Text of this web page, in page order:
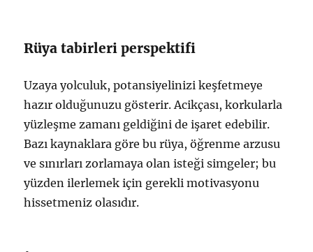
Rüya tabirleri perspektifi
Uzaya yolculuk, potansiyelinizi keşfetmeye
hazır olduğunuzu gösterir. Acikçası, korkularla
yüzleşme zamanı geldiğini de işaret edebilir.
Bazı kaynaklara göre bu rüya, öğrenme arzusu
ve sınırları zorlamaya olan isteği simgeler; bu
yüzden ilerlemek için gerekli motivasyonu
hissetmeniz olasıdır.